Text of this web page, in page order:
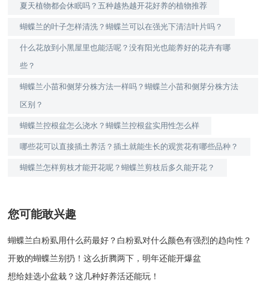
夏天植物都会休眠吗？五种越热越开花好养的植物推荐
蝴蝶兰的叶子怎样清洗？蝴蝶兰可以在强光下清洁叶片吗？
什么花放到小黑屋里也能活呢？没有阳光也能养好的花卉有哪
些？
蝴蝶兰小苗和侧芽分株方法一样吗？蝴蝶兰小苗和侧芽分株方法
区别？
蝴蝶兰控根盆怎么浇水？蝴蝶兰控根盆实用性怎么样
哪些花可以直接插土养活？插土就能生长的观赏花有哪些品种？
蝴蝶兰怎样剪枝才能开花呢？蝴蝶兰剪枝后多久能开花？
您可能敢兴趣
蝴蝶兰白粉虱用什么药最好？白粉虱对什么颜色有强烈的趋向性？
开败的蝴蝶兰别扔！这么折腾两下，明年还能开爆盆
想给娃选小盆栽？这几种好养活还能玩！